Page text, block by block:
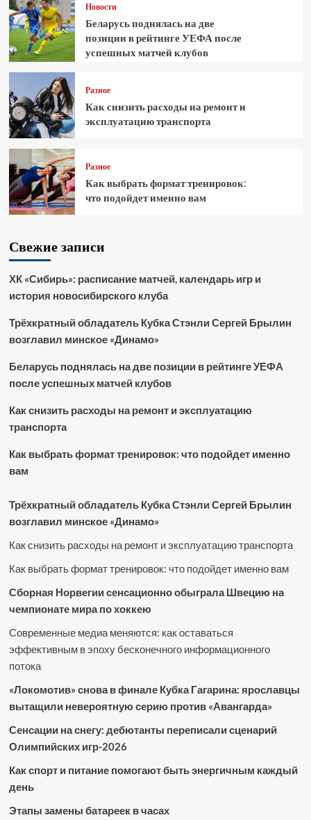
Новости
Беларусь поднялась на две
позиции в рейтинге УЕФА после
успешных матчей клубов
Разное
Как снизить расходы на ремонт и
эксплуатацию транспорта
Разное
Как выбрать формат тренировок:
что подойдет именно вам
Свежие записи
ХК «Сибирь»: расписание матчей, календарь игр и
история новосибирского клуба
Трёхкратный обладатель Кубка Стэнли Сергей Брылин
возглавил минское «Динамо»
Беларусь поднялась на две позиции в рейтинге УЕФА
после успешных матчей клубов
Как снизить расходы на ремонт и эксплуатацию
транспорта
Как выбрать формат тренировок: что подойдет именно
вам
Трёхкратный обладатель Кубка Стэнли Сергей Брылин
возглавил минское «Динамо»
Как снизить расходы на ремонт и эксплуатацию транспорта
Как выбрать формат тренировок: что подойдет именно вам
Сборная Норвегии сенсационно обыграла Швецию на
чемпионате мира по хоккею
Современные медиа меняются: как оставаться
эффективным в эпоху бесконечного информационного
потока
«Локомотив» снова в финале Кубка Гагарина: ярославцы
вытащили невероятную серию против «Авангарда»
Сенсации на снегу: дебютанты переписали сценарий
Олимпийских игр-2026
Как спорт и питание помогают быть энергичным каждый
день
Этапы замены батареек в часах